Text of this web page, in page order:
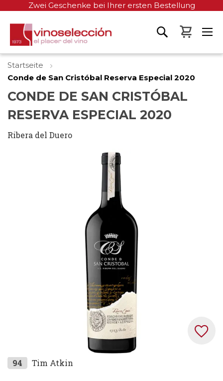
Zwei Geschenke bei Ihrer ersten Bestellung
Mein
Startseite
Conde de San Cristóbal Reserva Especial 2020
CONDE DE SAN CRISTÓBAL
RESERVA ESPECIAL 2020
Ribera del Duero
Zum
94 Tim Atkin